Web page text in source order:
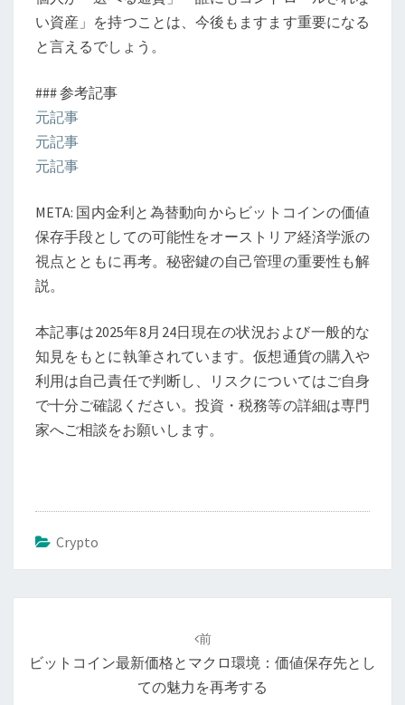
い資産」を持つことは、今後もますます重要になる
と言えるでしょう。
### 参考記事
元記事
元記事
元記事
META: 国内金利と為替動向からビットコインの価値
保存手段としての可能性をオーストリア経済学派の
視点とともに再考。秘密鍵の自己管理の重要性も解
説。
本記事は2025年8月24日現在の状況および一般的な
知見をもとに執筆されています。仮想通貨の購入や
利用は自己責任で判断し、リスクについてはご自身
で十分ご確認ください。投資・税務等の詳細は専門
家へご相談をお願いします。
Crypto
ナ
前
ビットコイン最新価格とマクロ環境：価値保存先とし
ての魅力を再考する